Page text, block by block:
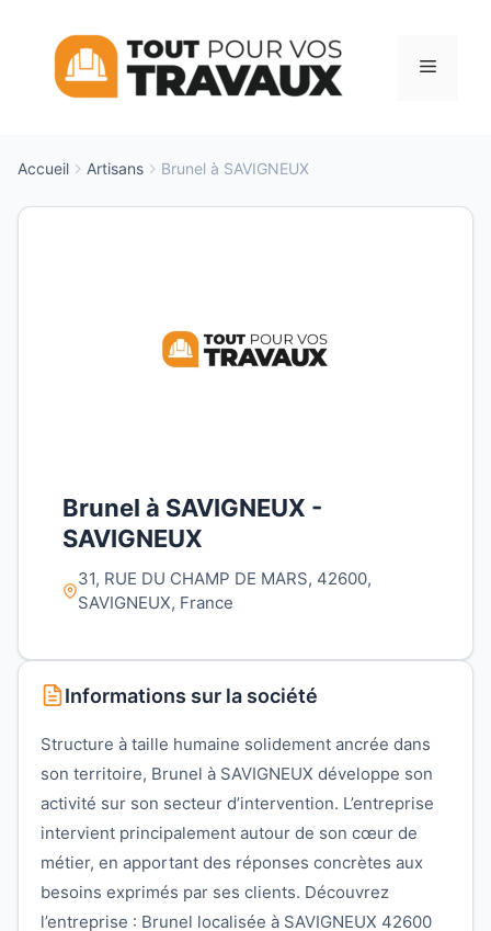
contenu
Menu
Accueil Artisans Brunel à SAVIGNEUX
Brunel à SAVIGNEUX -
SAVIGNEUX
31, RUE DU CHAMP DE MARS, 42600,
SAVIGNEUX, France
Informations sur la société
Structure à taille humaine solidement ancrée dans
son territoire, Brunel à SAVIGNEUX développe son
activité sur son secteur d’intervention. L’entreprise
intervient principalement autour de son cœur de
métier, en apportant des réponses concrètes aux
besoins exprimés par ses clients. Découvrez
l’entreprise : Brunel localisée à SAVIGNEUX 42600